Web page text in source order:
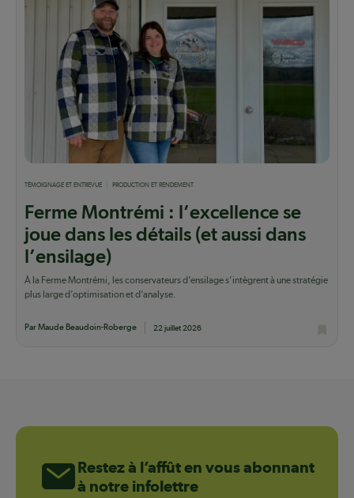
TÉMOIGNAGE ET ENTREVUE PRODUCTION ET RENDEMENT
Ferme Montrémi : l’excellence se
joue dans les détails (et aussi dans
l’ensilage)
À la Ferme Montrémi, les conservateurs d’ensilage s’intègrent à une stratégie
plus large d’optimisation et d’analyse.
Par Maude Beaudoin-Roberge 22 juillet 2026
Restez à l’affût en vous abonnant
à notre infolettre